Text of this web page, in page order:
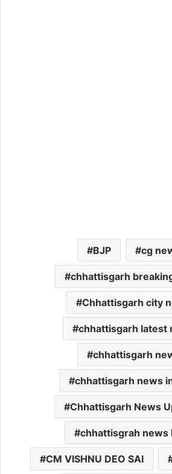
BJP cg
chhattisgarh
Chhattisgarh city
chhattisgarh latest
chhattisgarh
chhattisgarh news
Chhattisgarh News
chhattisgrah news
CM VISHNU DEO SAI